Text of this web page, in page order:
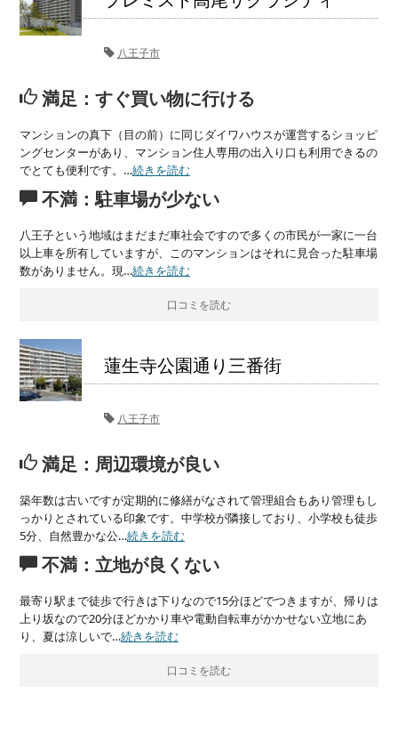
八王子市
満足：すぐ買い物に行ける
マンションの真下（目の前）に同じダイワハウスが運営するショッピ
ングセンターがあり、マンション住人専用の出入り口も利用できるの
でとても便利です。…続きを読む
不満：駐車場が少ない
八王子という地域はまだまだ車社会ですので多くの市民が一家に一台
以上車を所有していますが、このマンションはそれに見合った駐車場
数がありません。現…続きを読む
口コミを読む
蓮生寺公園通り三番街
八王子市
満足：周辺環境が良い
築年数は古いですが定期的に修繕がなされて管理組合もあり管理もし
っかりとされている印象です。中学校が隣接しており、小学校も徒歩
5分、自然豊かな公…続きを読む
不満：立地が良くない
最寄り駅まで徒歩で行きは下りなので15分ほどでつきますが、帰りは
上り坂なので20分ほどかかり車や電動自転車がかかせない立地にあ
り、夏は涼しいで…続きを読む
口コミを読む